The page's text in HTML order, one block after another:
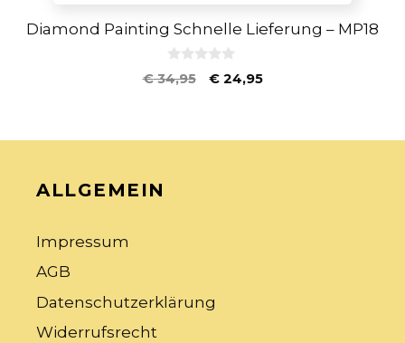
Diamond Painting Schnelle Lieferung – MP18
0
v
€34,95 €24,95
ALLGEMEIN
Impressum
AGB
Datenschutzerklärung
Widerrufsrecht